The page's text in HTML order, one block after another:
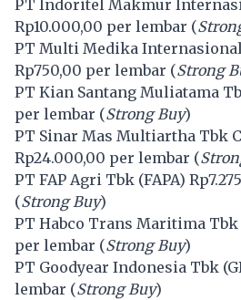
PT Indoritel Makmur
Rp10.000,00 per lembar (
PT Multi Medika
Rp750,00 per lembar (Strong
PT Kian Santang Muliatama
per lembar (Strong Buy)
PT Sinar Mas Multiartha Tbk
Rp24.000,00 per lembar (
PT FAP Agri Tbk (FAPA)
(Strong Buy)
PT Habco Trans Maritima Tbk
per lembar (Strong Buy)
PT Goodyear Indonesia Tbk (
lembar (Strong Buy)